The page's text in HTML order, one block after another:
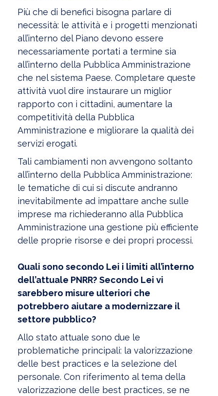
Più che di benefici bisogna parlare di
necessità: le attività e i progetti menzionati
all’interno del Piano devono essere
necessariamente portati a termine sia
all’interno della Pubblica Amministrazione
che nel sistema Paese. Completare queste
attività vuol dire instaurare un miglior
rapporto con i cittadini, aumentare la
competitività della Pubblica
Amministrazione e migliorare la qualità dei
servizi erogati.
Tali cambiamenti non avvengono soltanto
all’interno della Pubblica Amministrazione:
le tematiche di cui si discute andranno
inevitabilmente ad impattare anche sulle
imprese ma richiederanno alla Pubblica
Amministrazione una gestione più efficiente
delle proprie risorse e dei propri processi.
Quali sono secondo Lei i limiti all’interno
dell’attuale PNRR? Secondo Lei vi
sarebbero misure ulteriori che
potrebbero aiutare a modernizzare il
settore pubblico?
Allo stato attuale sono due le
problematiche principali: la valorizzazione
delle best practices e la selezione del
personale. Con riferimento al tema della
valorizzazione delle best practices, se ne